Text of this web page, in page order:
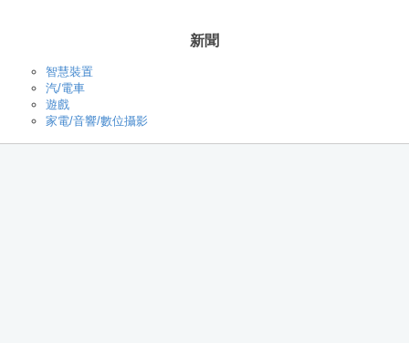
新聞
智慧裝置
汽/電車
遊戲
家電/音響/數位攝影